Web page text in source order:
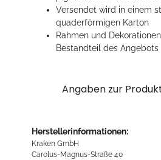
Versendet wird in einem
quaderförmigen Karton
Rahmen und
Bestandteil des Angebots
Angaben zur
Herstellerinformationen:
Kraken GmbH
Carolus-Magnus-Straße 40